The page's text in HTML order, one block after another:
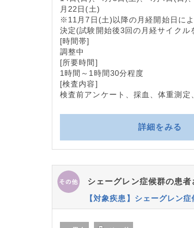
月22日(土)
※11月7日(土)以降の月経開始日に
決定(試験開始後3回の月経サイクル
[時間帯]
調整中
[所要時間]
1時間～1時間30分程度
[検査内容]
検査前アンケート、採血、体重測定
詳細をみる
シェーグレン症候群の患
【対象疾患】シェーグレン症